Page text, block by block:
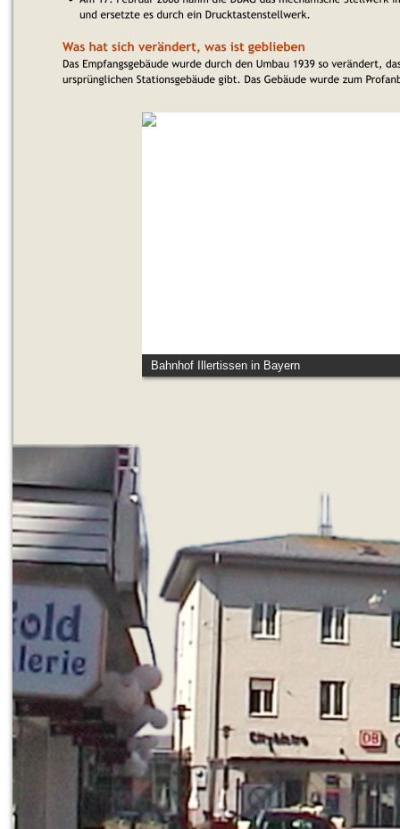
Bahnhof Illertissen in Bayern